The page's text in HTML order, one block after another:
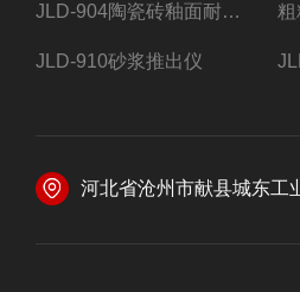
JLD-904陶瓷砖釉面耐磨试验仪
JLD-910砂浆推出仪
河北省沧州市献县城东工